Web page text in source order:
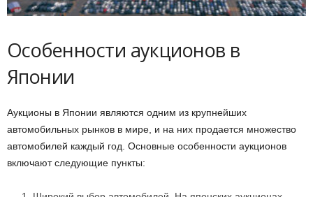
Особенности аукционов в
Японии
Аукционы в Японии являются одним из крупнейших
автомобильных рынков в мире, и на них продается множество
автомобилей каждый год. Основные особенности аукционов
включают следующие пункты: